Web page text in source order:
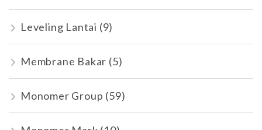
Leveling Lantai (9)
Membrane Bakar (5)
Monomer Group (59)